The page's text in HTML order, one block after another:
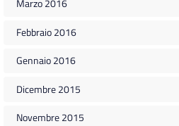
Marzo 2016
Febbraio 2016
Gennaio 2016
Dicembre 2015
Novembre 2015